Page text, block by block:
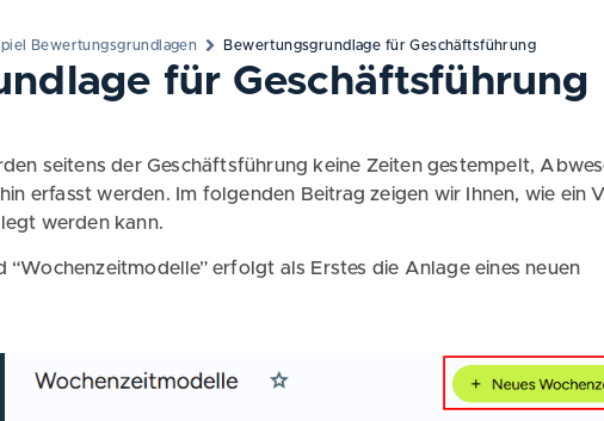
Bewertungsgrundlagen Bewertungsgrundlage für Geschäftsführung
für Geschäftsführung
seitens der Geschäftsführung keine Zeiten gestempelt,
erfasst werden. Im folgenden Beitrag zeigen wir Ihnen, wie ein
werden kann.
“Wochenzeitmodelle” erfolgt als Erstes die Anlage eines neuen